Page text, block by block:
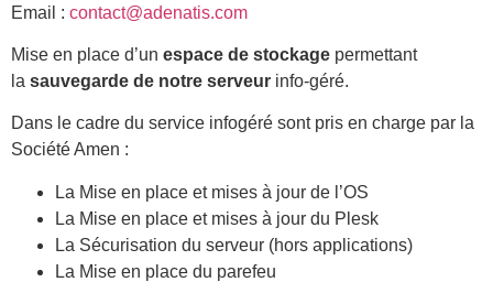
Email : contact@adenatis.com
Mise en place d’un espace de stockage permettant
la sauvegarde de notre serveur info-géré.
Dans le cadre du service infogéré sont pris en charge par la
Société Amen :
La Mise en place et mises à jour de l’OS
La Mise en place et mises à jour du Plesk
La Sécurisation du serveur (hors applications)
La Mise en place du parefeu